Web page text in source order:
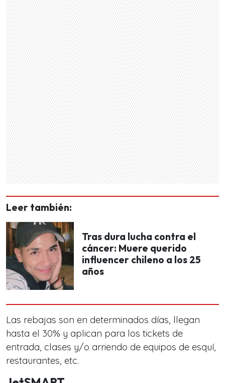
Leer también:
Tras dura lucha contra el
cáncer: Muere querido
influencer chileno a los 25
años
Las rebajas son en determinados días, llegan
hasta el 30% y aplican para los tickets de
entrada, clases y/o arriendo de equipos de esquí,
restaurantes, etc.